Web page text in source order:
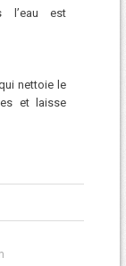
l’eau est
nettoie le
et laisse